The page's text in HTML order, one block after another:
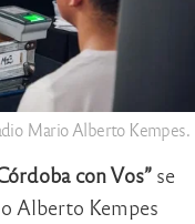
Mario Alberto Kempes.
con Vos” se
Alberto Kempes